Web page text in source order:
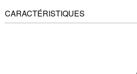
CARACTÉRISTIQUES